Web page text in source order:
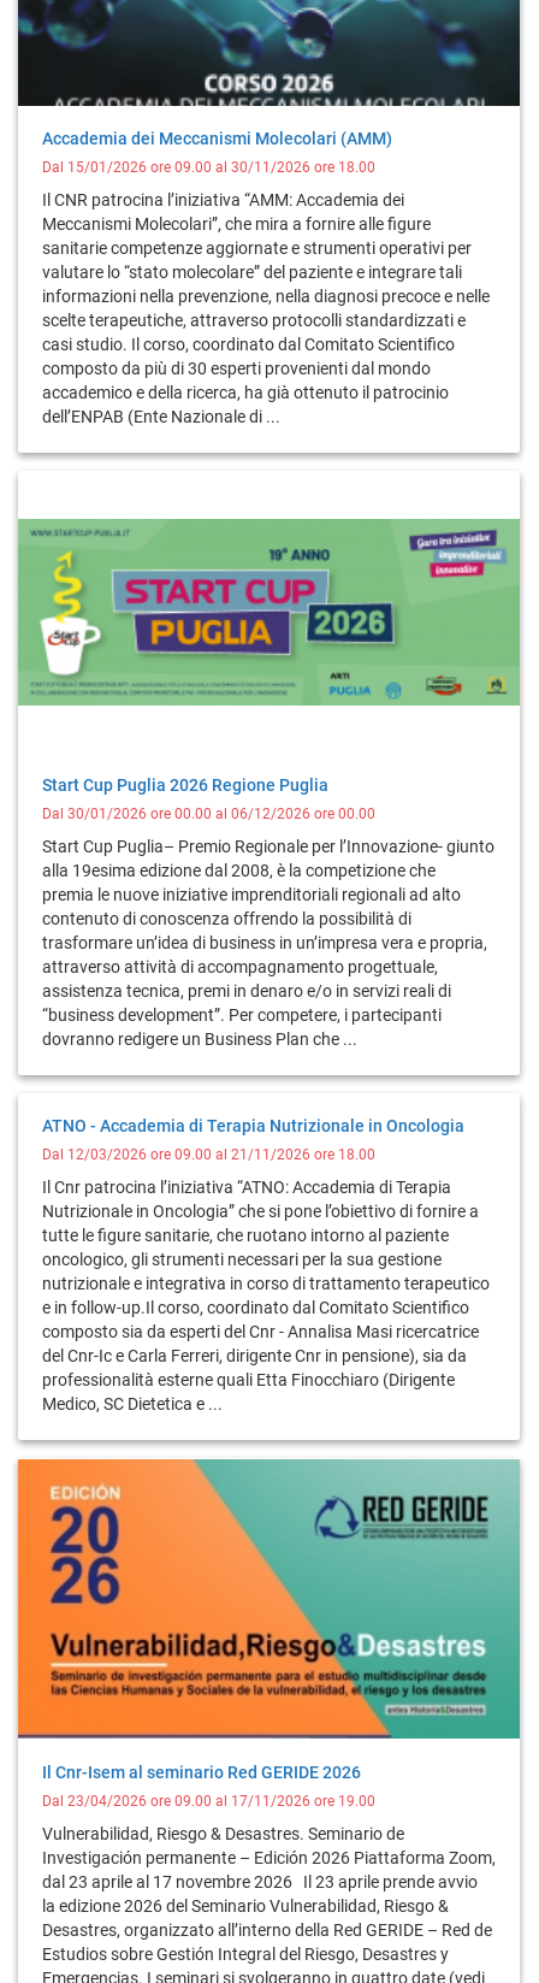
Accademia dei Meccanismi Molecolari (AMM)
Dal 15/01/2026 ore 09.00 al 30/11/2026 ore 18.00
Il CNR patrocina l’iniziativa “AMM: Accademia dei
Meccanismi Molecolari”, che mira a fornire alle figure
sanitarie competenze aggiornate e strumenti operativi per
valutare lo “stato molecolare” del paziente e integrare tali
informazioni nella prevenzione, nella diagnosi precoce e nelle
scelte terapeutiche, attraverso protocolli standardizzati e
casi studio. Il corso, coordinato dal Comitato Scientifico
composto da più di 30 esperti provenienti dal mondo
accademico e della ricerca, ha già ottenuto il patrocinio
dell’ENPAB (Ente Nazionale di ...
Start Cup Puglia 2026 Regione Puglia
Dal 30/01/2026 ore 00.00 al 06/12/2026 ore 00.00
Start Cup Puglia– Premio Regionale per l’Innovazione- giunto
alla 19esima edizione dal 2008, è la competizione che
premia le nuove iniziative imprenditoriali regionali ad alto
contenuto di conoscenza offrendo la possibilità di
trasformare un’idea di business in un’impresa vera e propria,
attraverso attività di accompagnamento progettuale,
assistenza tecnica, premi in denaro e/o in servizi reali di
“business development”. Per competere, i partecipanti
dovranno redigere un Business Plan che ...
ATNO - Accademia di Terapia Nutrizionale in Oncologia
Dal 12/03/2026 ore 09.00 al 21/11/2026 ore 18.00
Il Cnr patrocina l’iniziativa “ATNO: Accademia di Terapia
Nutrizionale in Oncologia” che si pone l’obiettivo di fornire a
tutte le figure sanitarie, che ruotano intorno al paziente
oncologico, gli strumenti necessari per la sua gestione
nutrizionale e integrativa in corso di trattamento terapeutico
e in follow-up.Il corso, coordinato dal Comitato Scientifico
composto sia da esperti del Cnr - Annalisa Masi ricercatrice
del Cnr-Ic e Carla Ferreri, dirigente Cnr in pensione), sia da
professionalità esterne quali Etta Finocchiaro (Dirigente
Medico, SC Dietetica e ...
Il Cnr-Isem al seminario Red GERIDE 2026
Dal 23/04/2026 ore 09.00 al 17/11/2026 ore 19.00
Vulnerabilidad, Riesgo & Desastres. Seminario de
Investigación permanente – Edición 2026 Piattaforma Zoom,
dal 23 aprile al 17 novembre 2026 Il 23 aprile prende avvio
la edizione 2026 del Seminario Vulnerabilidad, Riesgo &
Desastres, organizzato all’interno della Red GERIDE – Red de
Estudios sobre Gestión Integral del Riesgo, Desastres y
Emergencias. I seminari si svolgeranno in quattro date (vedi